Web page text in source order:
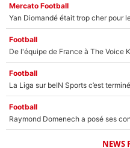
Mercato Football
Football
Football
Football
NEWS